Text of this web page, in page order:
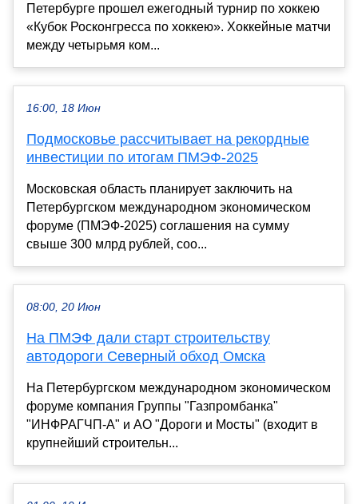
Петербурге прошел ежегодный турнир по хоккею
«Кубок Росконгресса по хоккею». Хоккейные матчи
между четырьмя ком...
16:00, 18 Июн
Подмосковье рассчитывает на рекордные
инвестиции по итогам ПМЭФ-2025
Московская область планирует заключить на
Петербургском международном экономическом
форуме (ПМЭФ-2025) соглашения на сумму
свыше 300 млрд рублей, соо...
08:00, 20 Июн
На ПМЭФ дали старт строительству
автодороги Северный обход Омска
На Петербургском международном экономическом
форуме компания Группы "Газпромбанка"
"ИНФРАГЧП-А" и АО "Дороги и Мосты" (входит в
крупнейший строительн...